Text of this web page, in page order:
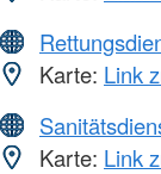
Karte: Link
Karte: Link